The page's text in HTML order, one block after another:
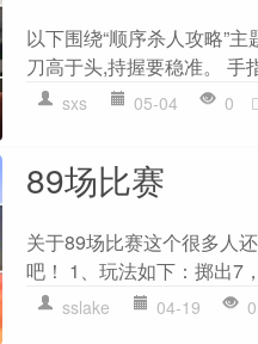
以下围绕“顺序杀人攻略”
刀高于头,持握要稳准。 手
sxs 05-04 0
89场比赛
关于89场比赛这个很多人
吧！ 1、玩法如下：掷出7
sslake 04-19 0